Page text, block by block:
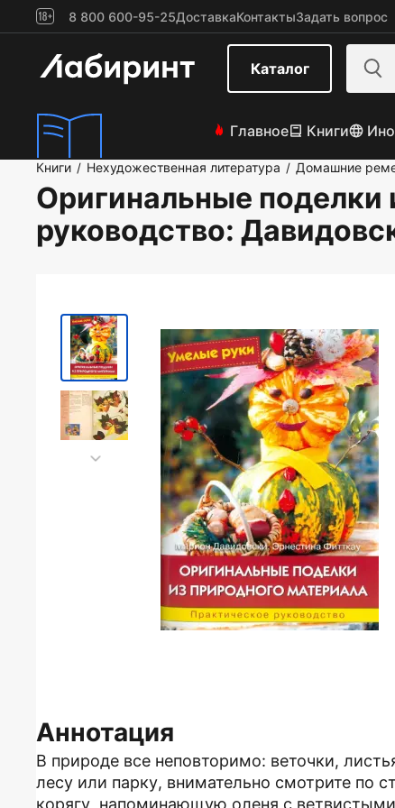
8 800 600-95-25ДоставкаКонтактыЗадать вопрос
Каталог
Главное Книги
Книги / Нехудожественная литература / Домашние
Оригинальные поделки
руководство:
Аннотация
В природе все неповторимо: веточки,
лесу или парку, внимательно смотрите по
корягу, напоминающую оленя с